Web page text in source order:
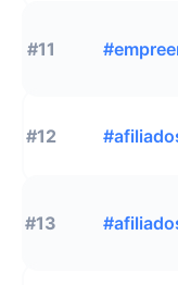
#11
#12
#13